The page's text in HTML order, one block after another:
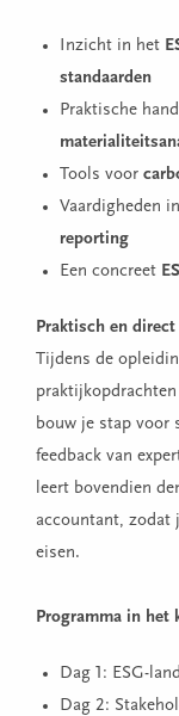
Inzicht in het
standaarden
Praktische
Tools voor
Vaardigheden in
reporting
Een concreet
Praktisch en direct
Tijdens de
bouw je stap voor
feedback van
leert bovendien
accountant, zodat
eisen.
Programma in het
Dag 1: ESG-
Dag 2: